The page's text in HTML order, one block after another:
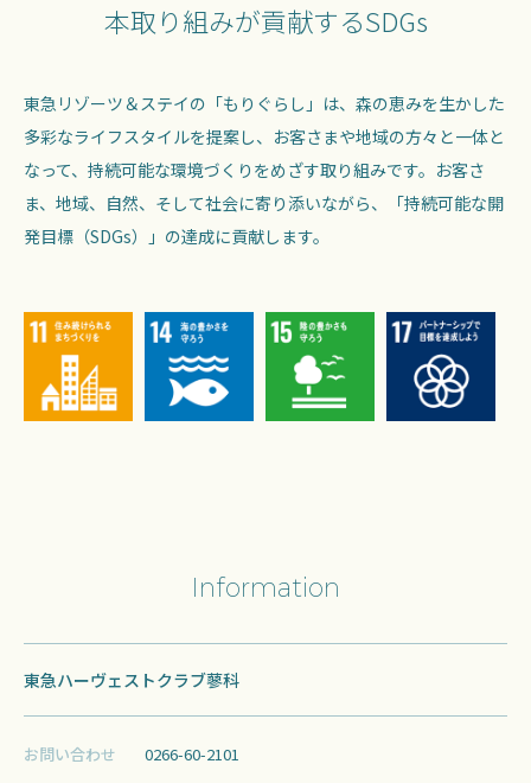
本取り組みが貢献するSDGs
東急リゾーツ＆ステイの「もりぐらし」は、森の恵みを生かした
多彩なライフスタイルを提案し、お客さまや地域の方々と一体と
なって、持続可能な環境づくりをめざす取り組みです。お客さ
ま、地域、自然、そして社会に寄り添いながら、「持続可能な開
発目標（SDGs）」の達成に貢献します。
Information
東急ハーヴェストクラブ蓼科
お問い合わせ 0266-60-2101